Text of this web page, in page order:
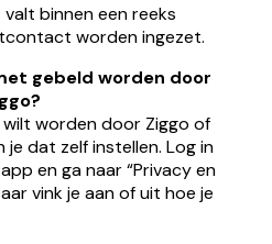
binnen een reeks
worden ingezet.
gebeld worden door
worden door Ziggo of
je dat zelf instellen. Log in
en ga naar “Privacy en
vink je aan of uit hoe je